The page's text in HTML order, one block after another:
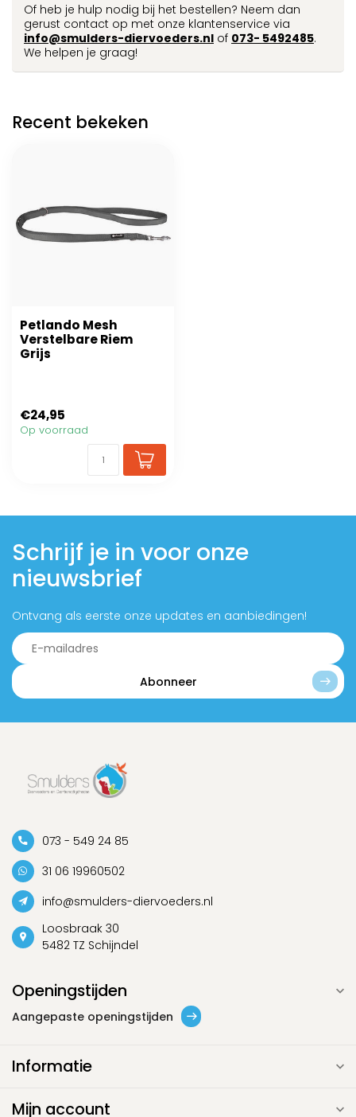
Of heb je hulp nodig bij het bestellen? Neem dan
gerust contact op met onze klantenservice via
info@smulders-diervoeders.nl of 073- 5492485.
We helpen je graag!
Recent bekeken
Petlando Mesh
Verstelbare Riem
Grijs
€24,95
Op voorraad
Schrijf je in voor onze
nieuwsbrief
Ontvang als eerste onze updates en aanbiedingen!
Abonneer
073 - 549 24 85
31 06 19960502
info@smulders-diervoeders.nl
Loosbraak 30
5482 TZ Schijndel
Openingstijden
Aangepaste openingstijden
Informatie
Mijn account